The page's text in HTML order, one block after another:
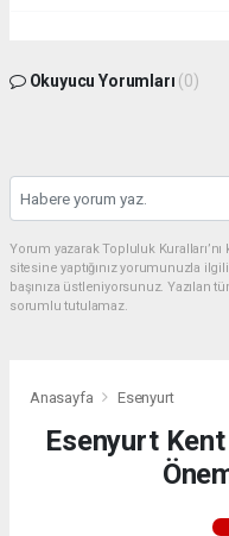
Okuyucu Yorumları (0)
Yorum yazarak Topluluk
sitesine yaptığınız yorumunuzla
başınıza üstleniyorsunuz. Yazılan
sorumlu tutulamaz.
Anasayfa Esenyurt
Esenyurt